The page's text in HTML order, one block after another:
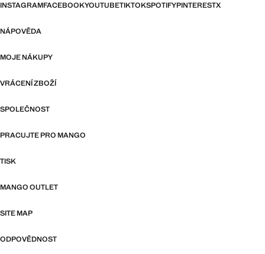
INSTAGRAMFACEBOOKYOUTUBETIKTOKSPOTIFYPINTERESTX
NÁPOVĚDA
MOJE NÁKUPY
VRÁCENÍ ZBOŽÍ
SPOLEČNOST
PRACUJTE PRO MANGO
TISK
MANGO OUTLET
SITE MAP
ODPOVĚDNOST